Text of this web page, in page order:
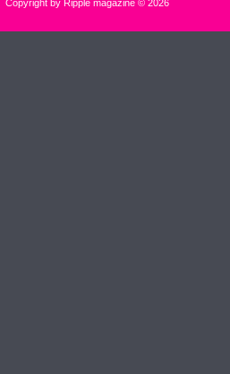
Copyright by Ripple magazine © 2026